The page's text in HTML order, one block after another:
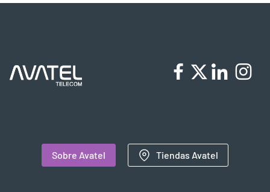
Sobre Avatel Tiendas Avatel